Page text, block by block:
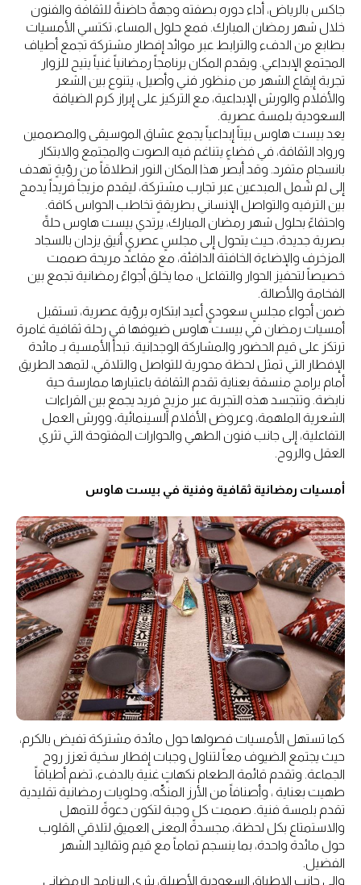
جاكس بالرياض، أداء دوره بصفته وجهةً حاضنةً للثقافة والفنون
خلال شهر رمضان المبارك. فمع حلول المساء، تكتسي الأمسيات
بطابع من الدفء والترابط عبر موائد إفطار مشتركة تجمع أطياف
المجتمع الإبداعي. ويقدم المكان برنامجاً رمضانياً غنياً يتيح للزوار
تجربة إيقاع الشهر من منظور فني وأصيل، يتنوع بين الشعر
والأفلام والورش الإبداعية، مع التركيز على إبراز كرم الضيافة
السعودية بلمسة عصرية.
يعد بيست هاوس بيتاً إبداعياً يجمع عشاق الموسيقى والمصممين
ورواد الثقافة، في فضاءٍ يتناغم فيه الصوت والمجتمع والابتكار
بانسجامٍ متفرد. وقد أبصر هذا المكان النور انطلاقاً من رؤيةٍ تهدف
إلى لم شمل المبدعين عبر تجارب مشتركة، ليقدم مزيجاً فريداً يدمج
بين الترفيه والتواصل الإنساني بطريقةٍ تخاطب الحواس كافة.
واحتفاءً بحلول شهر رمضان المبارك، يرتدي بيست هاوس حلةً
بصرية جديدة، حيث يتحول إلى مجلسٍ عصريٍ أنيق يزدان بالسجاد
المزخرف والإضاءة الخافتة الدافئة، مع مقاعد مريحة صممت
خصيصاً لتحفيز الحوار والتفاعل، مما يخلق أجواءً رمضانية تجمع بين
الفخامة والأصالة.
ضمن أجواء مجلسٍ سعوديٍ أعيد ابتكاره برؤية عصرية، تستقبل
أمسيات رمضان في بيست هاوس ضيوفها في رحلة ثقافية غامرة
ترتكز على قيم الحضور والمشاركة الوجدانية. تبدأ الأمسية بـ مائدة
الإفطار التي تمثل لحظة محورية للتواصل والتلاقي، لتمهد الطريق
أمام برامج منسقة بعناية تقدم الثقافة باعتبارها ممارسة حية
نابضة. وتتجسد هذه التجربة عبر مزيجٍ فريد يجمع بين القراءات
الشعرية الملهمة، وعروض الأفلام السينمائية، وورش العمل
التفاعلية، إلى جانب فنون الطهي والحوارات المفتوحة التي تثري
العقل والروح.
أمسيات رمضانية ثقافية وفنية في بيست هاوس
كما تستهل الأمسيات فصولها حول مائدة مشتركة تفيض بالكرم،
حيث يجتمع الضيوف معاً لتناول وجبات إفطار سخية تعزز روح
الجماعة. وتقدم قائمة الطعام نكهاتٍ غنية بالدفء، تضم أطباقاً
طهيت بعناية ، وأصنافاً من الأرز المنكّه، وحلويات رمضانية تقليدية
تقدم بلمسة فنية. صممت كل وجبة لتكون دعوةً للتمهل
والاستمتاع بكل لحظة، مجسدةً المعنى العميق لتلاقي القلوب
حول مائدة واحدة، بما ينسجم تماماً مع قيم وتقاليد الشهر
الفضيل.
وإلى جانب الاطباق السعودية الأصيلة، يثري البرنامج الرمضاني